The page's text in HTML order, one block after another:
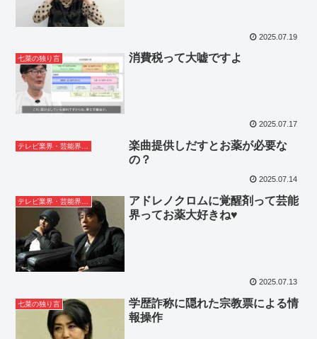
2025.07.19
七菜の独り言 消費税って大嘘ですよ
2025.07.17
楽曲提供しだすとお薬が必要な
の？
2025.07.14
アドレノクロムに覚醒剤って芸能
界ってお薬大好きね♥
2025.07.13
七菜の独り言
学歴詐称に隠れた宗教票による情
報操作